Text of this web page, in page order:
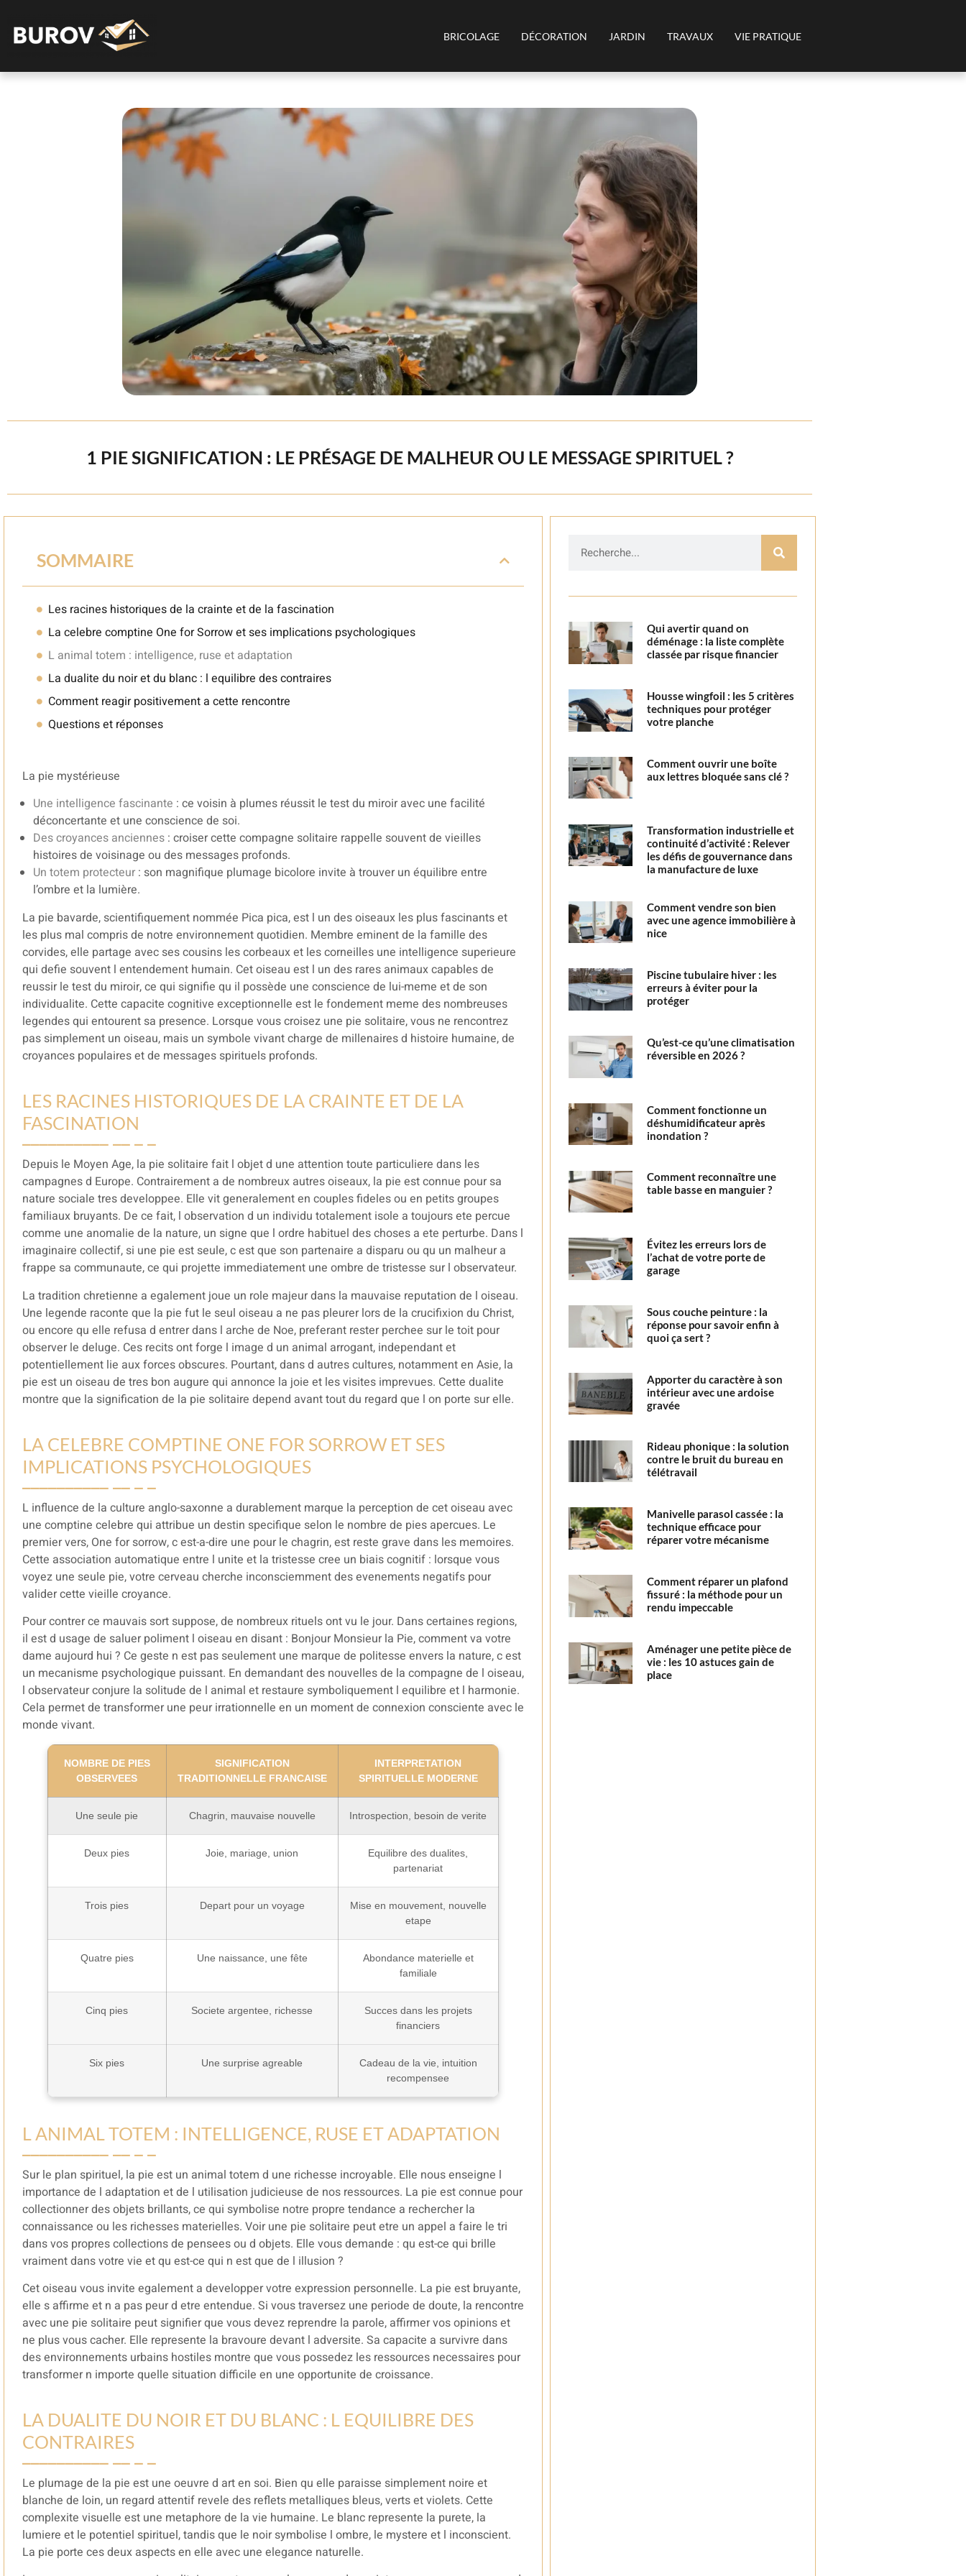
BRICOLAGE DÉCORATION JARDIN TRAVAUX VIE PRATIQUE
1 PIE SIGNIFICATION : LE PRÉSAGE DE MALHEUR OU LE MESSAGE SPIRITUEL ?
SOMMAIRE
Les racines historiques de la crainte et de la fascination
La celebre comptine One for Sorrow et ses implications psychologiques
L animal totem : intelligence, ruse et adaptation
La dualite du noir et du blanc : l equilibre des contraires
Comment reagir positivement a cette rencontre
Questions et réponses
La pie mystérieuse
Une intelligence fascinante : ce voisin à plumes réussit le test du miroir avec une facilité
déconcertante et une conscience de soi.
Des croyances anciennes : croiser cette compagne solitaire rappelle souvent de vieilles
histoires de voisinage ou des messages profonds.
Un totem protecteur : son magnifique plumage bicolore invite à trouver un équilibre entre
l’ombre et la lumière.
La pie bavarde, scientifiquement nommée Pica pica, est l un des oiseaux les plus fascinants et
les plus mal compris de notre environnement quotidien. Membre eminent de la famille des
corvides, elle partage avec ses cousins les corbeaux et les corneilles une intelligence superieure
qui defie souvent l entendement humain. Cet oiseau est l un des rares animaux capables de
reussir le test du miroir, ce qui signifie qu il possède une conscience de lui-meme et de son
individualite. Cette capacite cognitive exceptionnelle est le fondement meme des nombreuses
legendes qui entourent sa presence. Lorsque vous croisez une pie solitaire, vous ne rencontrez
pas simplement un oiseau, mais un symbole vivant charge de millenaires d histoire humaine, de
croyances populaires et de messages spirituels profonds.
LES RACINES HISTORIQUES DE LA CRAINTE ET DE LA
FASCINATION
Depuis le Moyen Age, la pie solitaire fait l objet d une attention toute particuliere dans les
campagnes d Europe. Contrairement a de nombreux autres oiseaux, la pie est connue pour sa
nature sociale tres developpee. Elle vit generalement en couples fideles ou en petits groupes
familiaux bruyants. De ce fait, l observation d un individu totalement isole a toujours ete percue
comme une anomalie de la nature, un signe que l ordre habituel des choses a ete perturbe. Dans l
imaginaire collectif, si une pie est seule, c est que son partenaire a disparu ou qu un malheur a
frappe sa communaute, ce qui projette immediatement une ombre de tristesse sur l observateur.
La tradition chretienne a egalement joue un role majeur dans la mauvaise reputation de l oiseau.
Une legende raconte que la pie fut le seul oiseau a ne pas pleurer lors de la crucifixion du Christ,
ou encore qu elle refusa d entrer dans l arche de Noe, preferant rester perchee sur le toit pour
observer le deluge. Ces recits ont forge l image d un animal arrogant, independant et
potentiellement lie aux forces obscures. Pourtant, dans d autres cultures, notamment en Asie, la
pie est un oiseau de tres bon augure qui annonce la joie et les visites imprevues. Cette dualite
montre que la signification de la pie solitaire depend avant tout du regard que l on porte sur elle.
LA CELEBRE COMPTINE ONE FOR SORROW ET SES
IMPLICATIONS PSYCHOLOGIQUES
L influence de la culture anglo-saxonne a durablement marque la perception de cet oiseau avec
une comptine celebre qui attribue un destin specifique selon le nombre de pies apercues. Le
premier vers, One for sorrow, c est-a-dire une pour le chagrin, est reste grave dans les memoires.
Cette association automatique entre l unite et la tristesse cree un biais cognitif : lorsque vous
voyez une seule pie, votre cerveau cherche inconsciemment des evenements negatifs pour
valider cette vieille croyance.
Pour contrer ce mauvais sort suppose, de nombreux rituels ont vu le jour. Dans certaines regions,
il est d usage de saluer poliment l oiseau en disant : Bonjour Monsieur la Pie, comment va votre
dame aujourd hui ? Ce geste n est pas seulement une marque de politesse envers la nature, c est
un mecanisme psychologique puissant. En demandant des nouvelles de la compagne de l oiseau,
l observateur conjure la solitude de l animal et restaure symboliquement l equilibre et l harmonie.
Cela permet de transformer une peur irrationnelle en un moment de connexion consciente avec le
monde vivant.
NOMBRE DE PIES
OBSERVEES
SIGNIFICATION
TRADITIONNELLE FRANCAISE
INTERPRETATION
SPIRITUELLE MODERNE
Une seule pie Chagrin, mauvaise nouvelle Introspection, besoin de verite
Deux pies Joie, mariage, union
Equilibre des dualites,
partenariat
Trois pies Depart pour un voyage
Mise en mouvement, nouvelle
etape
Quatre pies Une naissance, une fête
Abondance materielle et
familiale
Cinq pies Societe argentee, richesse
Succes dans les projets
financiers
Six pies Une surprise agreable
Cadeau de la vie, intuition
recompensee
L ANIMAL TOTEM : INTELLIGENCE, RUSE ET ADAPTATION
Sur le plan spirituel, la pie est un animal totem d une richesse incroyable. Elle nous enseigne l
importance de l adaptation et de l utilisation judicieuse de nos ressources. La pie est connue pour
collectionner des objets brillants, ce qui symbolise notre propre tendance a rechercher la
connaissance ou les richesses materielles. Voir une pie solitaire peut etre un appel a faire le tri
dans vos propres collections de pensees ou d objets. Elle vous demande : qu est-ce qui brille
vraiment dans votre vie et qu est-ce qui n est que de l illusion ?
Cet oiseau vous invite egalement a developper votre expression personnelle. La pie est bruyante,
elle s affirme et n a pas peur d etre entendue. Si vous traversez une periode de doute, la rencontre
avec une pie solitaire peut signifier que vous devez reprendre la parole, affirmer vos opinions et
ne plus vous cacher. Elle represente la bravoure devant l adversite. Sa capacite a survivre dans
des environnements urbains hostiles montre que vous possedez les ressources necessaires pour
transformer n importe quelle situation difficile en une opportunite de croissance.
LA DUALITE DU NOIR ET DU BLANC : L EQUILIBRE DES
CONTRAIRES
Le plumage de la pie est une oeuvre d art en soi. Bien qu elle paraisse simplement noire et
blanche de loin, un regard attentif revele des reflets metalliques bleus, verts et violets. Cette
complexite visuelle est une metaphore de la vie humaine. Le blanc represente la purete, la
lumiere et le potentiel spirituel, tandis que le noir symbolise l ombre, le mystere et l inconscient.
La pie porte ces deux aspects en elle avec une elegance naturelle.
Qui avertir quand on
déménage : la liste complète
classée par risque financier
Housse wingfoil : les 5 critères
techniques pour protéger
votre planche
Comment ouvrir une boîte
aux lettres bloquée sans clé ?
Transformation industrielle et
continuité d’activité : Relever
les défis de gouvernance dans
la manufacture de luxe
Comment vendre son bien
avec une agence immobilière à
nice
Piscine tubulaire hiver : les
erreurs à éviter pour la
protéger
Qu’est-ce qu’une climatisation
réversible en 2026 ?
Comment fonctionne un
déshumidificateur après
inondation ?
Comment reconnaître une
table basse en manguier ?
Évitez les erreurs lors de
l’achat de votre porte de
garage
Sous couche peinture : la
réponse pour savoir enfin à
quoi ça sert ?
Apporter du caractère à son
intérieur avec une ardoise
gravée
Rideau phonique : la solution
contre le bruit du bureau en
télétravail
Manivelle parasol cassée : la
technique efficace pour
réparer votre mécanisme
Comment réparer un plafond
fissuré : la méthode pour un
rendu impeccable
Aménager une petite pièce de
vie : les 10 astuces gain de
place